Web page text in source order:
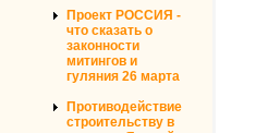
Проект РОССИЯ -
что сказать о
законности
митингов и
гуляния 26 марта
Противодействие
строительству в